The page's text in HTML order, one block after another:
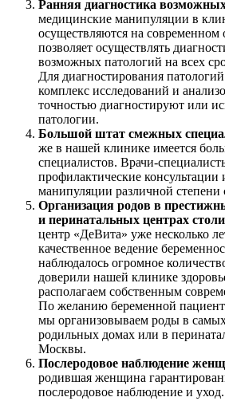
Ранняя диагностика
медицинские манипуляции в
осуществляются на современном
позволяет осуществлять
возможных патологий на всех
Для диагностирования
комплекс исследований и
точностью диагностируют или
патологии.
Большой штат смежных
же в нашей клинике имеется
специалистов. Врачи-
профилактические
манипуляции различной степени
Организация родов в
и перинатальных центрах
центр «ДеВита» уже несколько
качественное ведение
наблюдалось огромное
доверили нашей клинике
располагаем собственным
По желанию беременной
мы организовываем роды в
родильных домах или в
Москвы.
Послеродовое наблюдение
родившая женщина
послеродовое наблюдение и уход.